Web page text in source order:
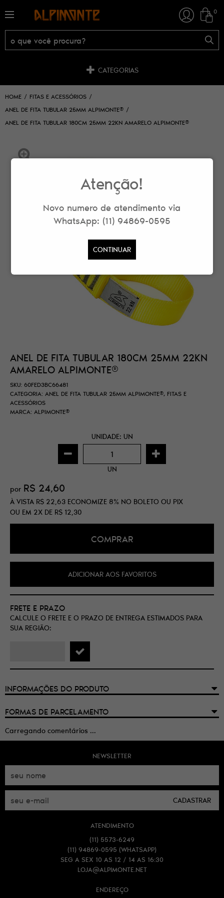
0
CATEGORIAS
HOME
FITAS E ACESSÓRIOS
ANEL DE FITA TUBULAR 25MM ALPIMONTE®
ANEL DE FITA TUBULAR 180CM 25MM 22KN AMARELO ALPIMONTE®
ANEL DE FITA TUBULAR 180CM 25MM 22KN
AMARELO ALPIMONTE®
SKU: 60FED3BC66481
CATEGORIA: ANEL DE FITA TUBULAR 25MM ALPIMONTE®, FITAS E
ACESSÓRIOS
MARCA: ALPIMONTE®
UNIDADE: UN
UN
por R$ 24,60
À VISTA R$ 22,63 ECONOMIZE 8% NO BOLETO OU PIX
OU EM 2X DE R$ 12,30
COMPRAR
ADICIONAR AOS FAVORITOS
FRETE E PRAZO
CALCULE O FRETE E O PRAZO DE ENTREGA ESTIMADOS PARA
SUA REGIÃO:
INFORMAÇÕES DO PRODUTO
FORMAS DE PARCELAMENTO
Carregando comentários ...
NEWSLETTER
CADASTRAR
ATENDIMENTO
(11) 5573-6249
(11) 94869-0595 (WHATSAPP)
SEG A SEX 10 AS 12 / 14 AS 16:30
LOJA@ALPIMONTE.NET
ENDEREÇO
Atenção!
Novo numero de atendimento via
WhatsApp: (11) 94869-0595
CONTINUAR